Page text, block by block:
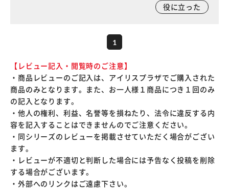
役に立った
1
【レビュー記入・閲覧時のご注意】
・商品レビューのご記入は、アイリスプラザでご購入された
商品のみとなります。また、お一人様１商品につき１回のみ
の記入となります。
・他人の権利、利益、名誉等を損ねたり、法令に違反する内
容を記入することはできませんのでご注意ください。
・同シリーズのレビューを掲載させていただく場合がござい
ます。
・レビューが不適切と判断した場合には予告なく投稿を削除
する場合がございます。
・外部へのリンクはご遠慮下さい。